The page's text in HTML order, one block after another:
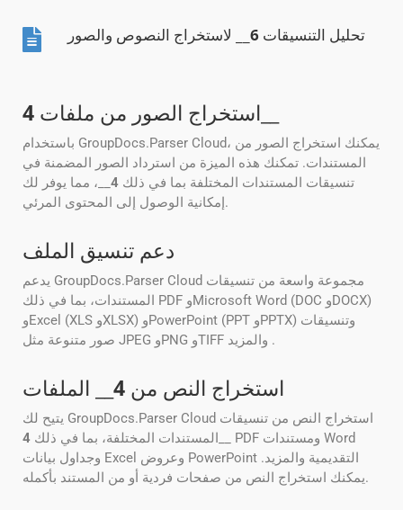
تحليل التنسيقات 6 __ لاستخراج النصوص والصور
استخراج الصور من ملفات 4
باستخدام GroupDocs.Parser Cloud، يمكنك استخراج الصور من
المستندات. تمكنك هذه الميزة من استرداد الصور المضمنة في
تنسيقات المستندات المختلفة بما في ذلك 4 __، مما يوفر لك
إمكانية الوصول إلى المحتوى المرئي.
دعم تنسيق الملف
يدعم GroupDocs.Parser Cloud مجموعة واسعة من تنسيقات
المستندات، بما في ذلك PDF وMicrosoft Word (DOC وDOCX)
وExcel (XLS وXLSX) وPowerPoint (PPT وPPTX) وتنسيقات
صور متنوعة مثل JPEG وPNG وTIFF والمزيد .
استخراج النص من 4 __ الملفات
يتيح لك GroupDocs.Parser Cloud استخراج النص من تنسيقات
المستندات المختلفة، بما في ذلك 4
__ PDF ومستندات Word
وجداول بيانات Excel وعروض PowerPoint التقديمية والمزيد.
يمكنك استخراج النص من صفحات فردية أو من المستند بأكمله.